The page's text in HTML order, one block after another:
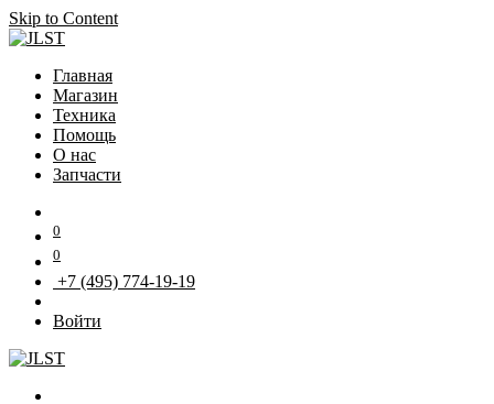
Skip to Content
Главная
Магазин
Техника
Помощь
О нас
Запчасти
0
0
+7 (495) 774-19-19
Войти